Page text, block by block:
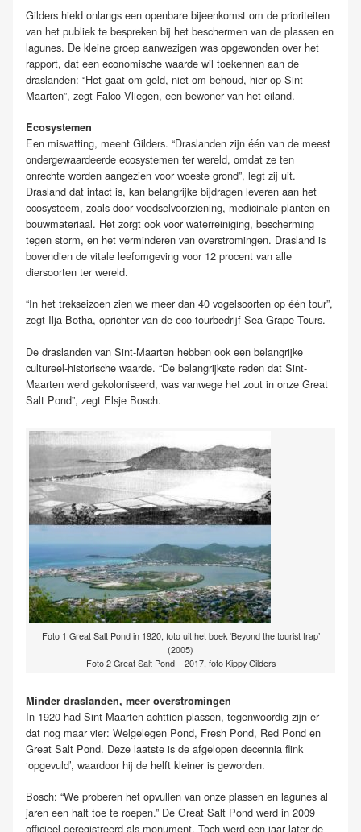
Gilders hield onlangs een openbare bijeenkomst om de prioriteiten
van het publiek te bespreken bij het beschermen van de plassen en
lagunes. De kleine groep aanwezigen was opgewonden over het
rapport, dat een economische waarde wil toekennen aan de
draslanden: “Het gaat om geld, niet om behoud, hier op Sint-
Maarten”, zegt Falco Vliegen, een bewoner van het eiland.
Ecosystemen
Een misvatting, meent Gilders. “Draslanden zijn één van de meest
ondergewaardeerde ecosystemen ter wereld, omdat ze ten
onrechte worden aangezien voor woeste grond”, legt zij uit.
Drasland dat intact is, kan belangrijke bijdragen leveren aan het
ecosysteem, zoals door voedselvoorziening, medicinale planten en
bouwmateriaal. Het zorgt ook voor waterreiniging, bescherming
tegen storm, en het verminderen van overstromingen. Drasland is
bovendien de vitale leefomgeving voor 12 procent van alle
diersoorten ter wereld.
“In het trekseizoen zien we meer dan 40 vogelsoorten op één tour”,
zegt Ilja Botha, oprichter van de eco-tourbedrijf Sea Grape Tours.
De draslanden van Sint-Maarten hebben ook een belangrijke
cultureel-historische waarde. “De belangrijkste reden dat Sint-
Maarten werd gekoloniseerd, was vanwege het zout in onze Great
Salt Pond”, zegt Elsje Bosch.
Foto 1 Great Salt Pond in 1920, foto uit het boek ‘Beyond the tourist trap’
(2005)
Foto 2 Great Salt Pond – 2017, foto Kippy Gilders
Minder draslanden, meer overstromingen
In 1920 had Sint-Maarten achttien plassen, tegenwoordig zijn er
dat nog maar vier: Welgelegen Pond, Fresh Pond, Red Pond en
Great Salt Pond. Deze laatste is de afgelopen decennia flink
‘opgevuld’, waardoor hij de helft kleiner is geworden.
Bosch: “We proberen het opvullen van onze plassen en lagunes al
jaren een halt toe te roepen.” De Great Salt Pond werd in 2009
officieel geregistreerd als monument. Toch werd een jaar later de